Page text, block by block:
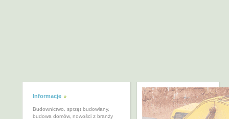
Informacje
Budownictwo, sprzęt budowlany,
budowa domów, nowości z branży